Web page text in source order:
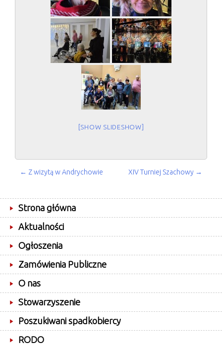
[SHOW SLIDESHOW]
POST
← Z wizytą w Andrychowie XIV Turniej Szachowy →
Strona główna
Aktualności
Ogłoszenia
Zamówienia Publiczne
O nas
Stowarzyszenie
Poszukiwani spadkobiercy
RODO